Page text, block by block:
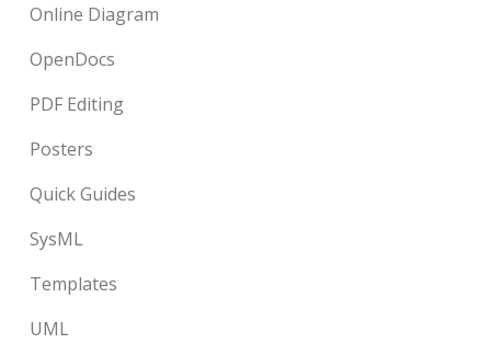
Online Diagram
OpenDocs
PDF Editing
Posters
Quick Guides
SysML
Templates
UML